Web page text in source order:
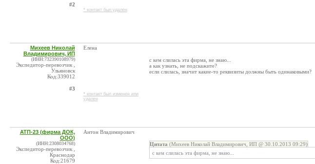
#2
* контакт был удален
Михеев Николай
Владимирович, ИП
(ИНН:732390108979)
Экспедитор-перевозчик ,
Ульяновск
Код:339012
#3
Елена
* контакт был изменен или
удален
с кем слилась эта фирма, не знаю...
а как узнать, не подскажите?
если слилась, значит какие-то реквизиты должны быть одинаковыми?
АТП-23 (фирма ДОК,
ООО)
(ИНН:2308034768)
Экспедитор-перевозчик ,
Краснодар
Код:21679
Антон Владимирович
Цитата (Михеев Николай Владимирович, ИП @ 30.10.2013 09:29)
с кем слилась эта фирма, не знаю...